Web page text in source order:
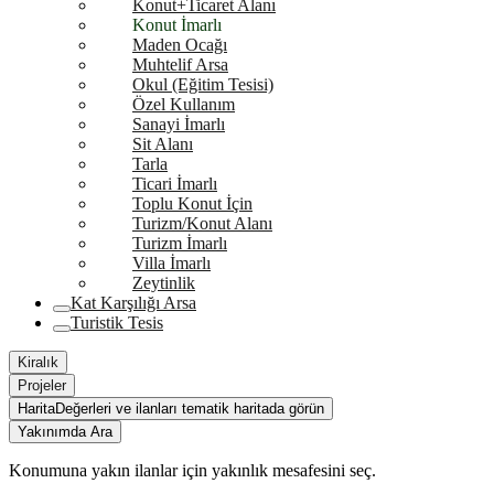
Konut+Ticaret Alanı
Konut İmarlı
Maden Ocağı
Muhtelif Arsa
Okul (Eğitim Tesisi)
Özel Kullanım
Sanayi İmarlı
Sit Alanı
Tarla
Ticari İmarlı
Toplu Konut İçin
Turizm/Konut Alanı
Turizm İmarlı
Villa İmarlı
Zeytinlik
Kat Karşılığı Arsa
Turistik Tesis
Kiralık
Projeler
HaritaDeğerleri ve ilanları tematik haritada görün
Yakınımda Ara
Konumuna yakın ilanlar için yakınlık mesafesini seç.